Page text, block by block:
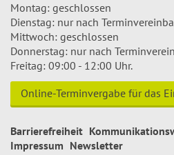
Montag: geschlossen
Dienstag: nur nach
Mittwoch: geschlossen
Donnerstag: nur nach
Freitag: 09:00 - 12:00 Uhr.
Online-Terminvergabe für das
Barrierefreiheit
Impressum Newsletter